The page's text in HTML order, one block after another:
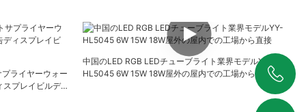
ライヤーウォー
プレイビルデ
中国のLED RGB LEDチューブライト業界モデルYY-
HL5045 6W 15W 18W屋外の屋内での工場から直接